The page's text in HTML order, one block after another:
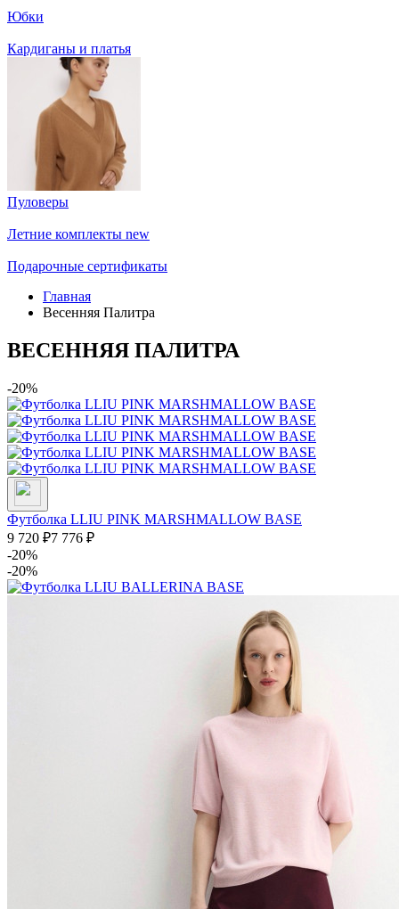
Юбки
Кардиганы и платья
Пуловеры
Летние комплекты new
Подарочные сертификаты
Главная
Весенняя Палитра
ВЕСЕННЯЯ ПАЛИТРА
-20%
Футболка LLIU PINK MARSHMALLOW BASE
9 720 ₽7 776 ₽
-20%
-20%